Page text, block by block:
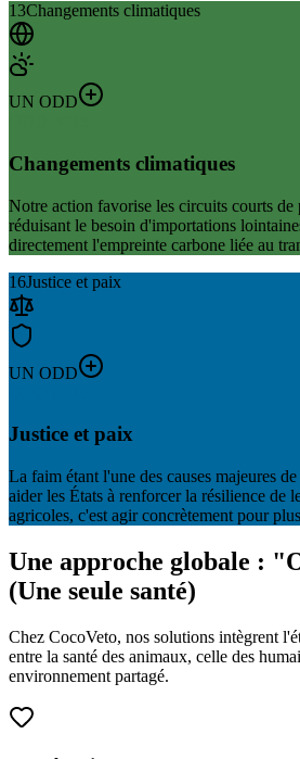
13Changements climatiques
UN ODD
Changements climatiques
Notre action favorise les circuits courts de
réduisant le besoin d'importations
directement l'empreinte carbone liée au
16Justice et paix
UN ODD
Justice et paix
La faim étant l'une des causes majeures
aider les États à renforcer la résilience de
agricoles, c'est agir concrètement pour
Une approche globale :
(Une seule santé)
Chez CocoVeto, nos solutions intègrent
entre la santé des animaux, celle des
environnement partagé.